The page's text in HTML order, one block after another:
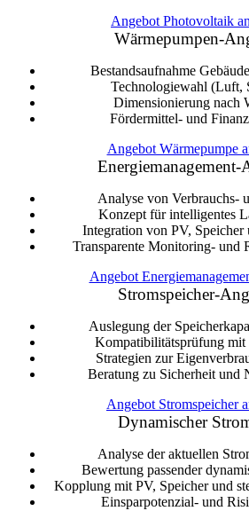
Angebot Photovoltaik
Wärmepumpen-
Bestandsaufnahme
Technologiewahl (Luft,
Dimensionierung nach
Fördermittel- und
Angebot Wärmepumpe
Energiemanagement-
Analyse von Verbrauchs-
Konzept für intelligentes
Integration von PV, Speicher
Transparente Monitoring- und
Angebot
Stromspeicher-
Auslegung der
Kompatibilitätsprüfung mit
Strategien zur
Beratung zu Sicherheit und
Angebot Stromspeicher
Dynamischer
Analyse der aktuellen
Bewertung passender
Kopplung mit PV, Speicher und
Einsparpotenzial- und